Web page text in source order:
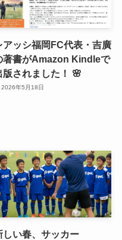
アッシ福岡FC代表・吉廣
著書がAmazon Kindleで
版されました！ 🌸
2026年5月18日
しい春、サッカー